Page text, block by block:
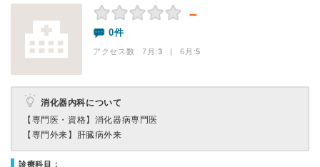
－
0件
アクセス数 7月:3 | 6月:5
消化器内科について
【専門医・資格】 消化器病専門医
【専門外来】 肝臓病外来
診療科目：